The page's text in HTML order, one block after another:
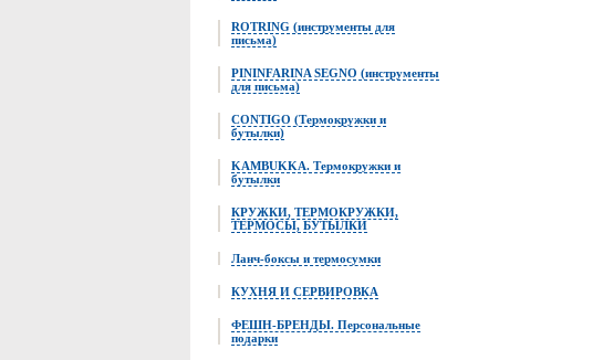
ROTRING (инструменты для
письма)
PININFARINA SEGNO (инструменты
для письма)
CONTIGO (Термокружки и
бутылки)
KAMBUKKA. Термокружки и
бутылки
КРУЖКИ, ТЕРМОКРУЖКИ,
ТЕРМОСЫ, БУТЫЛКИ
Ланч-боксы и термосумки
КУХНЯ И СЕРВИРОВКА
ФЕШН-БРЕНДЫ. Персональные
подарки